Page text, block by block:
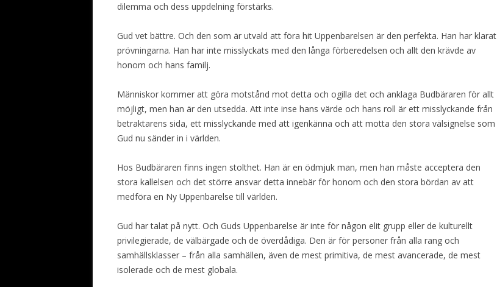
dilemma och dess uppdelning förstärks.
Gud vet bättre. Och den som är utvald att föra hit Uppenbarelsen är den perfekta. Han har klarat
prövningarna. Han har inte misslyckats med den långa förberedelsen och allt den krävde av
honom och hans familj.
Människor kommer att göra motstånd mot detta och ogilla det och anklaga Budbäraren för allt
möjligt, men han är den utsedda. Att inte inse hans värde och hans roll är ett misslyckande från
betraktarens sida, ett misslyckande med att igenkänna och att motta den stora välsignelse som
Gud nu sänder in i världen.
Hos Budbäraren finns ingen stolthet. Han är en ödmjuk man, men han måste acceptera den
stora kallelsen och det större ansvar detta innebär för honom och den stora bördan av att
medföra en Ny Uppenbarelse till världen.
Gud har talat på nytt. Och Guds Uppenbarelse är inte för någon elit grupp eller de kulturellt
privilegierade, de välbärgade och de överdådiga. Den är för personer från alla rang och
samhällsklasser – från alla samhällen, även de mest primitiva, de mest avancerade, de mest
isolerade och de mest globala.